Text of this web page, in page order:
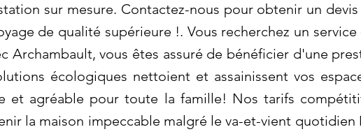
sur mesure. Contactez-nous pour obtenir un
de qualité supérieure !. Vous recherchez un
Archambault, vous êtes assuré de bénéficier d'une
écologiques nettoient et assainissent vos
et agréable pour toute la famille! Nos tarifs
la maison impeccable malgré le va-et-vient quotidien